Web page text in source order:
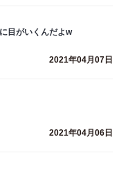
目がいくんだよw
2021年04月07日
2021年04月06日